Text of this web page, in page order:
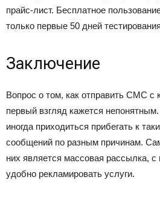
прайс-лист. Бесплатное
только первые 50 дней
Заключение
Вопрос о том, как отправить СМС с
первый взгляд кажется
иногда приходиться прибегать к
сообщений по разным причинам.
них является массовая рассылка,
удобно рекламировать услуги.